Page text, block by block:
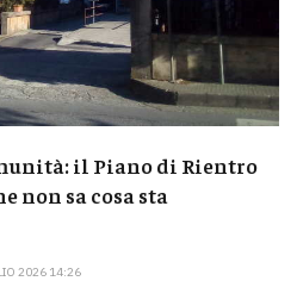
il Piano di Rientro
non sa cosa sta
2026 14:26